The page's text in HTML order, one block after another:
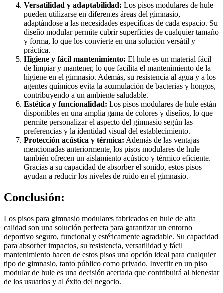
Versatilidad y adaptabilidad: Los pisos modulares de hule
pueden utilizarse en diferentes áreas del gimnasio,
adaptándose a las necesidades específicas de cada espacio. Su
diseño modular permite cubrir superficies de cualquier tamaño
y forma, lo que los convierte en una solución versátil y
práctica.
Higiene y fácil mantenimiento: El hule es un material fácil
de limpiar y mantener, lo que facilita el mantenimiento de la
higiene en el gimnasio. Además, su resistencia al agua y a los
agentes químicos evita la acumulación de bacterias y hongos,
contribuyendo a un ambiente saludable.
Estética y funcionalidad: Los pisos modulares de hule están
disponibles en una amplia gama de colores y diseños, lo que
permite personalizar el aspecto del gimnasio según las
preferencias y la identidad visual del establecimiento.
Protección acústica y térmica: Además de las ventajas
mencionadas anteriormente, los pisos modulares de hule
también ofrecen un aislamiento acústico y térmico eficiente.
Gracias a su capacidad de absorber el sonido, estos pisos
ayudan a reducir los niveles de ruido en el gimnasio.
Conclusión:
Los pisos para gimnasio modulares fabricados en hule de alta
calidad son una solución perfecta para garantizar un entorno
deportivo seguro, funcional y estéticamente agradable. Su capacidad
para absorber impactos, su resistencia, versatilidad y fácil
mantenimiento hacen de estos pisos una opción ideal para cualquier
tipo de gimnasio, tanto público como privado. Invertir en un piso
modular de hule es una decisión acertada que contribuirá al bienestar
de los usuarios y al éxito del negocio.